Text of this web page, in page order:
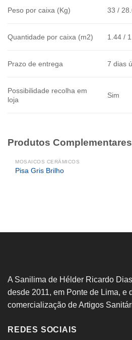
Peso por caixa (Kg) 33 /
Quantidade por caixa (m2) 1.44 /
Prazo de entrega 7 dias
Possibilidade recolha em
loja
Sim
Produtos Complementares
MOSAICOS CERÂMICOS
Pisa Gris Brilho
A Sanilima de Hélder Ricardo
desde 2011, em Ponte de Lima, e
comercialização de Artigos
REDES SOCIAIS